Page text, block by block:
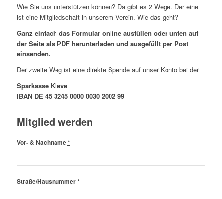
Wie Sie uns unterstützen können? Da gibt es 2 Wege. Der eine
ist eine Mitgliedschaft in unserem Verein. Wie das geht?
Ganz einfach das Formular online ausfüllen oder unten auf
der Seite als PDF herunterladen und ausgefüllt per Post
einsenden.
Der zweite Weg ist eine direkte Spende auf unser Konto bei der
Sparkasse Kleve
IBAN DE 45 3245 0000 0030 2002 99
Mitglied werden
Vor- & Nachname*
Straße/Hausnummer*